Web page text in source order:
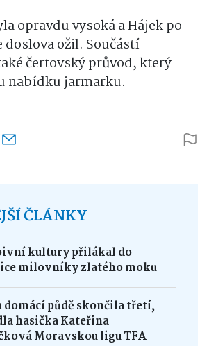
opravdu vysoká a Hájek po
doslova ožil. Součástí
čertovský průvod, který
nabídku jarmarku.
ČLÁNKY
kultury přilákal do
milovníky zlatého moku
domácí půdě skončila třetí,
hasička Kateřina
Moravskou ligu TFA